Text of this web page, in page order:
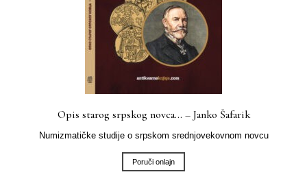
Opis starog srpskog novca… – Janko Šafarik
Numizmatičke studije o srpskom srednjovekovnom novcu
Poruči onlajn